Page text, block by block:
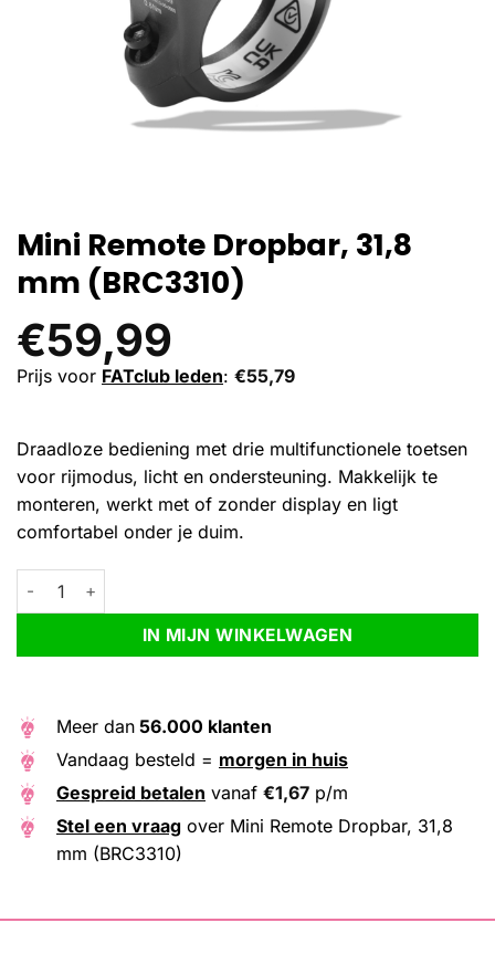
Mini Remote Dropbar, 31,8
mm (BRC3310)
€59,99
Prijs voor FATclub leden: €55,79
Draadloze bediening met drie multifunctionele toetsen
voor rijmodus, licht en ondersteuning. Makkelijk te
monteren, werkt met of zonder display en ligt
comfortabel onder je duim.
Mini Remote Dropbar, 31,8 mm (BRC3310) aantal
IN MIJN WINKELWAGEN
Alternative:
Meer dan 56.000 klanten
Vandaag besteld = morgen in huis
Gespreid betalen vanaf €1,67 p/m
Stel een vraag over Mini Remote Dropbar, 31,8
mm (BRC3310)